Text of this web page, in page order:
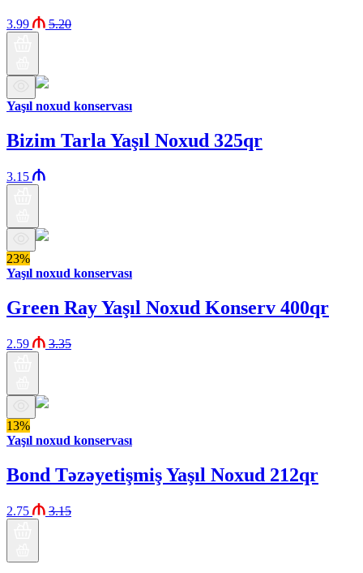
3.99 5.20
Yaşıl noxud konservası
Bizim Tarla Yaşıl Noxud 325qr
3.15
23%
Yaşıl noxud konservası
Green Ray Yaşıl Noxud Konserv 400qr
2.59 3.35
13%
Yaşıl noxud konservası
Bond Təzəyetişmiş Yaşıl Noxud 212qr
2.75 3.15